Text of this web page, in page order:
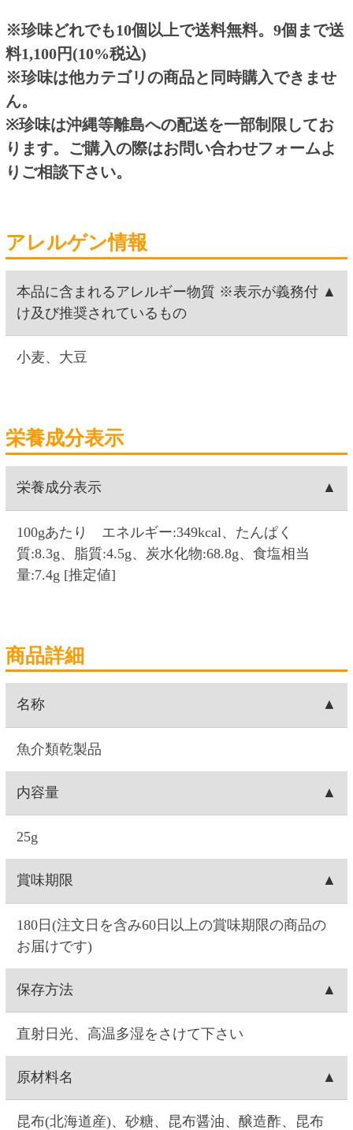
量:7.4g [推定値]
商品詳細
名称
魚介類乾製品
内容量
賞味期限
お届けです)
保存方法
直射日光、高温多湿をさけて下さい
だし、かつおだし、しいたけだし、酵母エキス、
食塩、(一部に小麦・大豆を含む)
取扱上の注意
・開封後はお早めにお召し上がりください。・商
品の表面に白い粉のような物が浮きあがる場合が
ございますが、旨味成分の一種ですのでそのまま
お召し上がりください。・使用している昆布は天
然の物のため、色や形がばらつくことがあります
が、品質には問題ありません。また昆布が割れや
・パッケージ、仕様は予告なく変更になる場合が
製造者
株式会社北海道日の出食品(北海道根室市西浜町
10-20) ※(株)セコマのグループ会社です
注文方法
お届け日付は、注文日の10日後～28日後の間で選
択できます。時間は(1)午前中、(2)14:00～16:00、
(3)16:00～18:00、(4)18:00～20:00、(5)19:00～21:00
の5つから選択できます。
※コンビニ決済の場合は、コンビニへのお支払日
によってはご指定日にお届けできないことがあり
※お届け指定日がない場合は、3営業日以内
に出荷します。
送料
10個以上ご購入で送料無料です。9個まで送料
1,000円（税込1,100円）が発生します。
北海道根室市の、セイコーマートのグループ会社
(北海道日の出食品)から出荷します。
出荷梱包
段ボールに宛名状を貼りつけて配送します。
お届け指定日がない場合は、3営業日以内に発送し
キャンセル
(23:59)までこちら
文データが自動連携され出荷準備に入る為、キャ
注文内容変更
(23:59)まで こちら からできます。一度キャンセル
してから再注文をお願い致します。Web・お電話